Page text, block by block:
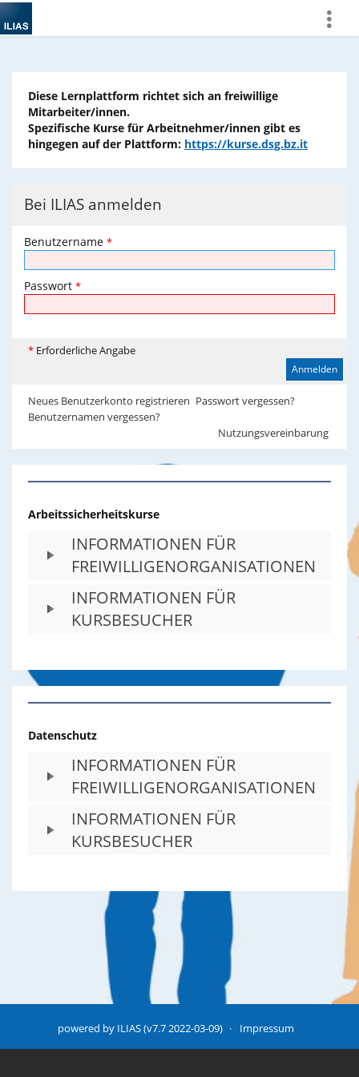
more
Diese Lernplattform richtet sich an freiwillige
Mitarbeiter/innen.
Spezifische Kurse für Arbeitnehmer/innen gibt es
hingegen auf der Plattform: https://kurse.dsg.bz.it
Bei ILIAS anmelden
Benutzername *
Passwort *
* Erforderliche Angabe
Neues Benutzerkonto registrieren Passwort vergessen?
Benutzernamen vergessen?
Nutzungsvereinbarung
Arbeitssicherheitskurse
INFORMATIONEN FÜR
FREIWILLIGENORGANISATIONEN
INFORMATIONEN FÜR
KURSBESUCHER
Datenschutz
INFORMATIONEN FÜR
FREIWILLIGENORGANISATIONEN
INFORMATIONEN FÜR
KURSBESUCHER
powered by ILIAS (v7.7 2022-03-09) Impressum